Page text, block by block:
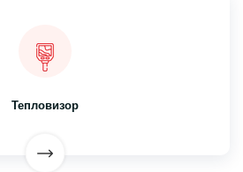
Тепловизор